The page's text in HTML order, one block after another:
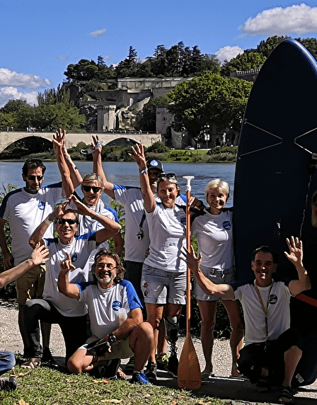
>
Le Club
Galeries photo
Programme Pagayons Ensemble
Actualités
Partenaires
Ajoutez un logo, un bouton, des réseaux sociaux
Cliquez pour éditer
Découvrir▴▾
Le Club
Galeries photo
Programme Pagayons Ensemble
Actualités
Partenaires
Pratiquer▴▾
Horaires, Tarifs et Adhésion
Agenda
Accès et contact
1000 pagaies▴▾